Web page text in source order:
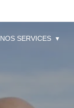
NOS SERVICES